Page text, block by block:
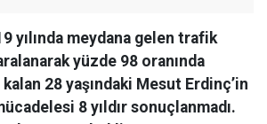
yılında meydana gelen trafik
yüzde 98 oranında
28 yaşındaki Mesut Erdinç’in
8 yıldır sonuçlanmadı.